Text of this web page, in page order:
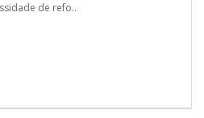
de refo..